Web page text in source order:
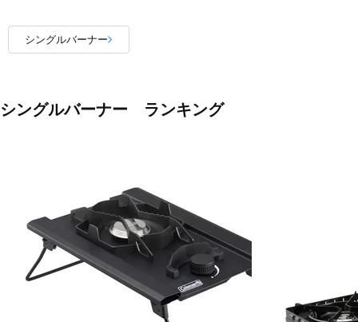
シングルバーナー
シングルバーナー ランキング